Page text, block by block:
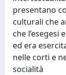
presentano
culturali che
che
ed era
nelle corti e
socialità